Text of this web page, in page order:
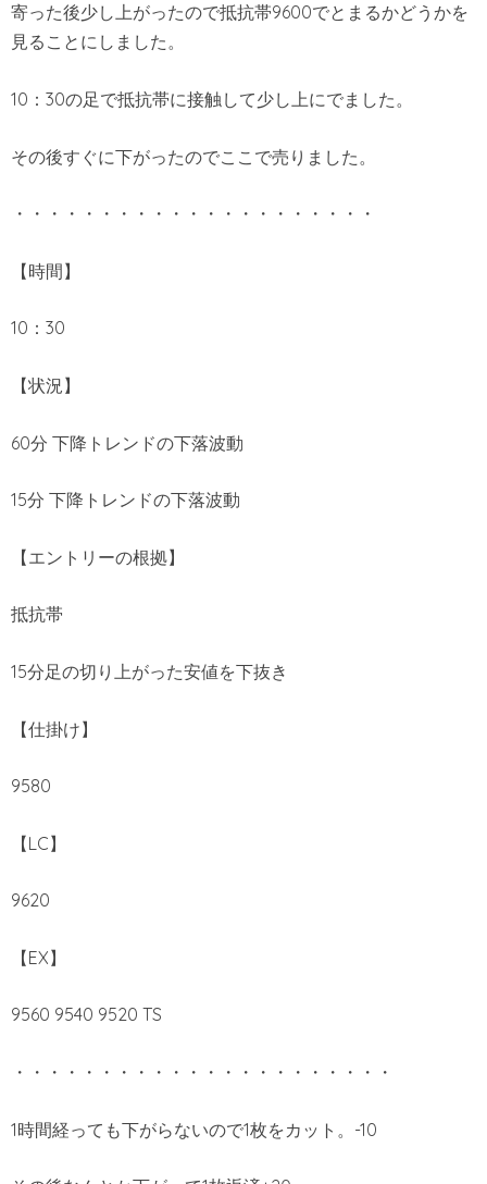
寄った後少し上がったので抵抗帯9600でとまるかどうかを
見ることにしました。
10：30の足で抵抗帯に接触して少し上にでました。
その後すぐに下がったのでここで売りました。
・・・・・・・・・・・・・・・・・・・・・
【時間】
10：30
【状況】
60分 下降トレンドの下落波動
15分 下降トレンドの下落波動
【エントリーの根拠】
抵抗帯
15分足の切り上がった安値を下抜き
【仕掛け】
9580
【LC】
9620
【EX】
9560 9540 9520 TS
・・・・・・・・・・・・・・・・・・・・・・
1時間経っても下がらないので1枚をカット。-10